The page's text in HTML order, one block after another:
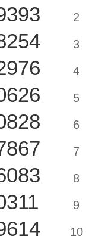
2
3
4
5
6
7
8
9
10